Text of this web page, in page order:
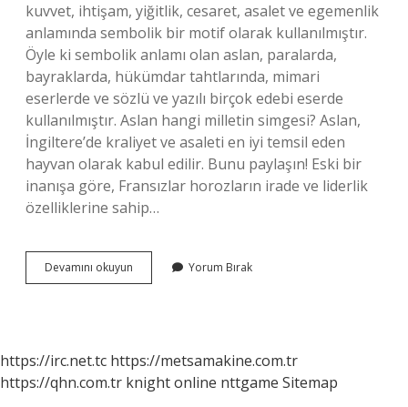
kuvvet, ihtişam, yiğitlik, cesaret, asalet ve egemenlik
anlamında sembolik bir motif olarak kullanılmıştır.
Öyle ki sembolik anlamı olan aslan, paralarda,
bayraklarda, hükümdar tahtlarında, mimari
eserlerde ve sözlü ve yazılı birçok edebi eserde
kullanılmıştır. Aslan hangi milletin simgesi? Aslan,
İngiltere’de kraliyet ve asaleti en iyi temsil eden
hayvan olarak kabul edilir. Bunu paylaşın! Eski bir
inanışa göre, Fransızlar horozların irade ve liderlik
özelliklerine sahip…
Devamını okuyun
Sembolü
Yorum Bırak
https://irc.net.tc https://metsamakine.com.tr
https://qhn.com.tr knight online nttgame Sitemap